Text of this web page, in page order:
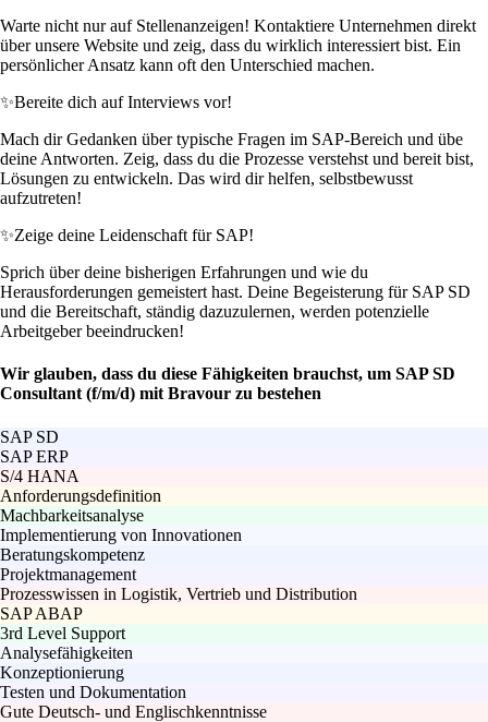
Warte nicht nur auf Stellenanzeigen! Kontaktiere Unternehmen direkt
über unsere Website und zeig, dass du wirklich interessiert bist. Ein
persönlicher Ansatz kann oft den Unterschied machen.
✨Bereite dich auf Interviews vor!
Mach dir Gedanken über typische Fragen im SAP-Bereich und übe
deine Antworten. Zeig, dass du die Prozesse verstehst und bereit bist,
Lösungen zu entwickeln. Das wird dir helfen, selbstbewusst
aufzutreten!
✨Zeige deine Leidenschaft für SAP!
Sprich über deine bisherigen Erfahrungen und wie du
Herausforderungen gemeistert hast. Deine Begeisterung für SAP SD
und die Bereitschaft, ständig dazuzulernen, werden potenzielle
Arbeitgeber beeindrucken!
Wir glauben, dass du diese Fähigkeiten brauchst, um SAP SD
Consultant (f/m/d) mit Bravour zu bestehen
SAP SD
SAP ERP
S/4 HANA
Anforderungsdefinition
Machbarkeitsanalyse
Implementierung von Innovationen
Beratungskompetenz
Projektmanagement
Prozesswissen in Logistik, Vertrieb und Distribution
SAP ABAP
3rd Level Support
Analysefähigkeiten
Konzeptionierung
Testen und Dokumentation
Gute Deutsch- und Englischkenntnisse